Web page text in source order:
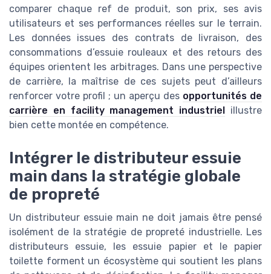
comparer chaque ref de produit, son prix, ses avis
utilisateurs et ses performances réelles sur le terrain.
Les données issues des contrats de livraison, des
consommations d’essuie rouleaux et des retours des
équipes orientent les arbitrages. Dans une perspective
de carrière, la maîtrise de ces sujets peut d’ailleurs
renforcer votre profil ; un aperçu des opportunités de
carrière en facility management industriel
illustre
bien cette montée en compétence.
Intégrer le distributeur essuie
main dans la stratégie globale
de propreté
Un distributeur essuie main ne doit jamais être pensé
isolément de la stratégie de propreté industrielle. Les
distributeurs essuie, les essuie papier et le papier
toilette forment un écosystème qui soutient les plans